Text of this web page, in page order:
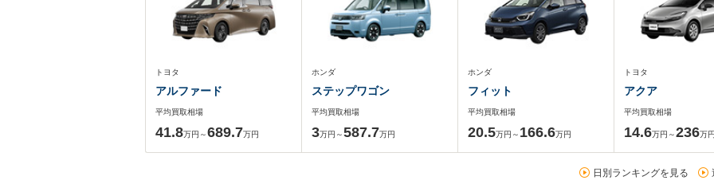
トヨタ
アルファード
平均買取相場
41.8万円～689.7万円
ホンダ
ステップワゴン
平均買取相場
3万円～587.7万円
ホンダ
フィット
平均買取相場
20.5万円～ 166.6万円
トヨタ
アクア
平均買取相場
14.6万円～236万
日別ランキングを見る